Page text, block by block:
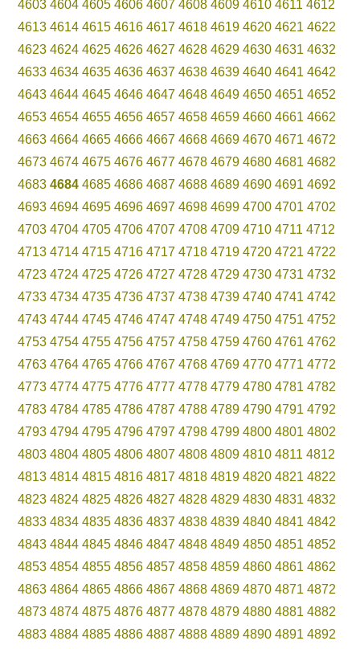
4603 4604 4605 4606 4607 4608 4609 4610 4611 4612
4613 4614 4615 4616 4617 4618 4619 4620 4621 4622
4623 4624 4625 4626 4627 4628 4629 4630 4631 4632
4633 4634 4635 4636 4637 4638 4639 4640 4641 4642
4643 4644 4645 4646 4647 4648 4649 4650 4651 4652
4653 4654 4655 4656 4657 4658 4659 4660 4661 4662
4663 4664 4665 4666 4667 4668 4669 4670 4671 4672
4673 4674 4675 4676 4677 4678 4679 4680 4681 4682
4683 4684 4685 4686 4687 4688 4689 4690 4691 4692
4693 4694 4695 4696 4697 4698 4699 4700 4701 4702
4703 4704 4705 4706 4707 4708 4709 4710 4711 4712
4713 4714 4715 4716 4717 4718 4719 4720 4721 4722
4723 4724 4725 4726 4727 4728 4729 4730 4731 4732
4733 4734 4735 4736 4737 4738 4739 4740 4741 4742
4743 4744 4745 4746 4747 4748 4749 4750 4751 4752
4753 4754 4755 4756 4757 4758 4759 4760 4761 4762
4763 4764 4765 4766 4767 4768 4769 4770 4771 4772
4773 4774 4775 4776 4777 4778 4779 4780 4781 4782
4783 4784 4785 4786 4787 4788 4789 4790 4791 4792
4793 4794 4795 4796 4797 4798 4799 4800 4801 4802
4803 4804 4805 4806 4807 4808 4809 4810 4811 4812
4813 4814 4815 4816 4817 4818 4819 4820 4821 4822
4823 4824 4825 4826 4827 4828 4829 4830 4831 4832
4833 4834 4835 4836 4837 4838 4839 4840 4841 4842
4843 4844 4845 4846 4847 4848 4849 4850 4851 4852
4853 4854 4855 4856 4857 4858 4859 4860 4861 4862
4863 4864 4865 4866 4867 4868 4869 4870 4871 4872
4873 4874 4875 4876 4877 4878 4879 4880 4881 4882
4883 4884 4885 4886 4887 4888 4889 4890 4891 4892